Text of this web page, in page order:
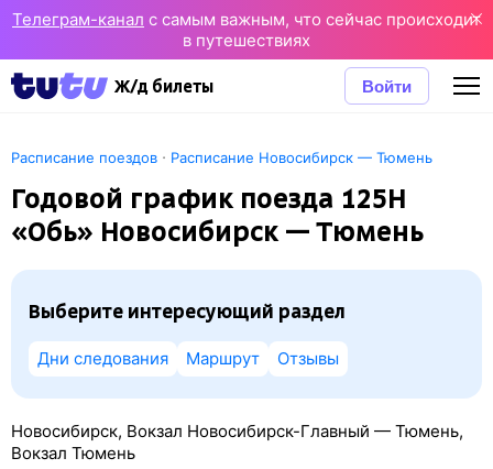
Телеграм-канал с самым важным, что сейчас происходит
в путешествиях
Ж/д билеты Войти
Расписание поездов · Расписание Новосибирск — Тюмень
Годовой график поезда 125Н
«Обь» Новосибирск — Тюмень
Выберите интересующий раздел
Дни следования Маршрут Отзывы
Новосибирск, Вокзал Новосибирск-Главный — Тюмень,
Вокзал Тюмень